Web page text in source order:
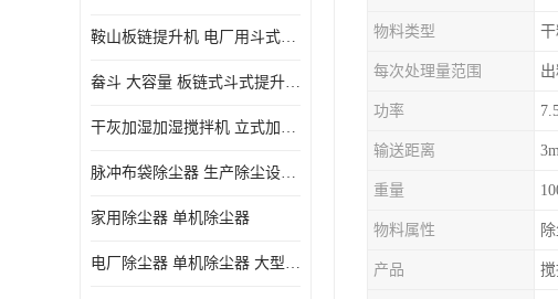
N-TGD钢丝胶带斗式提升机
鞍山板链提升机 电厂用斗式提升机 规格齐全
畚斗 大容量 板链式斗式提升机 正康斗提机厂家
干灰加湿加湿搅拌机 立式加湿机消化机 双轴
脉冲布袋除尘器 生产除尘设备厂家
家用除尘器 单机除尘器
电厂除尘器 单机除尘器 大型除尘器制作厂家
物料类型
每次处理量范围
功率
输送距离
重量
物料属性
产品 搅